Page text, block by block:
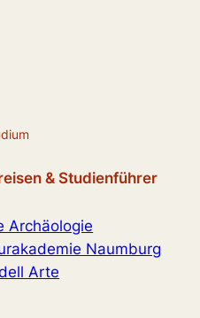
& Studienführer
Archäologie
Naumburg
Arte